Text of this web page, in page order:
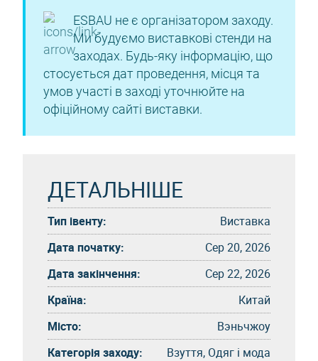
ESBAU не є організатором заходу.
Ми будуємо виставкові стенди на
заходах. Будь-яку інформацію, що
стосується дат проведення, місця та
умов участі в заході уточнюйте на
офіційному сайті виставки.
ДЕТАЛЬНІШЕ
Тип івенту:
Виставка
Дата початку:
Сер 20, 2026
Дата закінчення:
Сер 22, 2026
Країна:
Китай
Місто:
Вэньчжоу
Категорія заходу:
Взуття, Одяг і мода